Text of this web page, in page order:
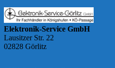
Elektronik-Service GmbH
Lausitzer Str. 22
02828 Görlitz